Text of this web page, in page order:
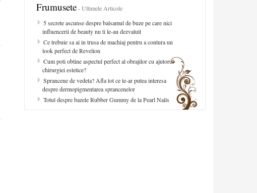
Frumusete- Ultimele Articole
5 secrete ascunse despre balsamul de buze pe care nici
influencerii de beauty nu ti le-au dezvaluit
Ce trebuie sa ai in trusa de machiaj pentru a contura un
look perfect de Revelion
Cum poti obtine aspectul perfect al obrajilor cu ajutorul
chirurgiei estetice?
Sprancene de vedeta? Afla tot ce te-ar putea interesa
despre dermopigmentarea sprancenelor
Totul despre bazele Rubber Gummy de la Pearl Nails